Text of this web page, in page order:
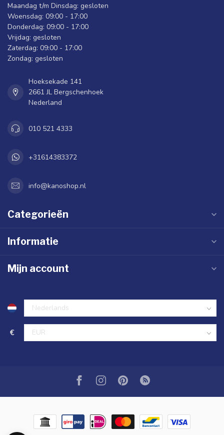
Maandag t/m Dinsdag: gesloten
Woensdag: 09:00 - 17:00
Donderdag: 09:00 - 17:00
Vrijdag: gesloten
Zaterdag: 09:00 - 17:00
Zondag: gesloten
Hoeksekade 141
2661 JL Bergschenhoek
Nederland
010 521 4333
+31614383372
info@kanoshop.nl
Categorieën
Informatie
Mijn account
€